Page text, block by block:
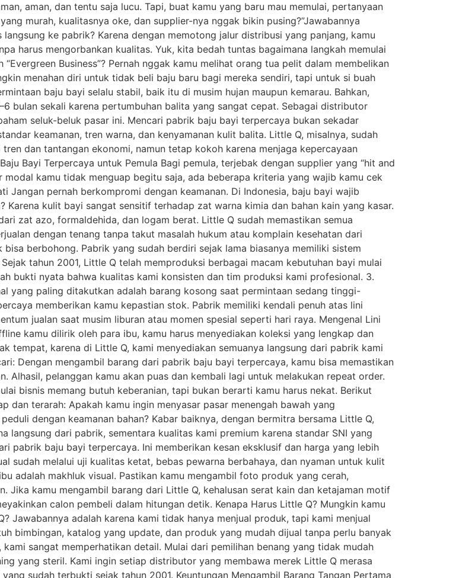
aman, dan tentu saja lucu. Tapi, buat kamu yang baru mau memulai, pertanyaan
murah, kualitasnya oke, dan supplier-nya nggak bikin pusing?”Jawabannya
ke pabrik? Karena dengan memotong jalur distribusi yang panjang, kamu
harus mengorbankan kualitas. Yuk, kita bedah tuntas bagaimana langkah memulai
Business”? Pernah nggak kamu melihat orang tua pelit dalam membelikan
menahan diri untuk tidak beli baju baru bagi mereka sendiri, tapi untuk si buah
baju bayi selalu stabil, baik itu di musim hujan maupun kemarau. Bahkan,
bulan sekali karena pertumbuhan balita yang sangat cepat. Sebagai distributor
seluk-beluk pasar ini. Mencari pabrik baju bayi terpercaya bukan sekadar
keamanan, tren warna, dan kenyamanan kulit balita. Little Q, misalnya, sudah
dan tantangan ekonomi, namun tetap kokoh karena menjaga kepercayaan
Bayi Terpercaya untuk Pemula Bagi pemula, terjebak dengan supplier yang “hit and
kamu tidak menguap begitu saja, ada beberapa kriteria yang wajib kamu cek
Jangan pernah berkompromi dengan keamanan. Di Indonesia, baju bayi wajib
Karena kulit bayi sangat sensitif terhadap zat warna kimia dan bahan kain yang kasar.
zat azo, formaldehida, dan logam berat. Little Q sudah memastikan semua
dengan tenang tanpa takut masalah hukum atau komplain kesehatan dari
berbohong. Pabrik yang sudah berdiri sejak lama biasanya memiliki sistem
tahun 2001, Little Q telah memproduksi berbagai macam kebutuhan bayi mulai
bukti nyata bahwa kualitas kami konsisten dan tim produksi kami profesional. 3.
yang paling ditakutkan adalah barang kosong saat permintaan sedang tinggi-
memberikan kamu kepastian stok. Pabrik memiliki kendali penuh atas lini
jualan saat musim liburan atau momen spesial seperti hari raya. Mengenal Lini
kamu dilirik oleh para ibu, kamu harus menyediakan koleksi yang lengkap dan
tempat, karena di Little Q, kami menyediakan semuanya langsung dari pabrik kami
Dengan mengambil barang dari pabrik baju bayi terpercaya, kamu bisa memastikan
pelanggan kamu akan puas dan kembali lagi untuk melakukan repeat order.
bisnis memang butuh keberanian, tapi bukan berarti kamu harus nekat. Berikut
dan terarah: Apakah kamu ingin menyasar pasar menengah bawah yang
dengan keamanan bahan? Kabar baiknya, dengan bermitra bersama Little Q,
langsung dari pabrik, sementara kualitas kami premium karena standar SNI yang
pabrik baju bayi terpercaya. Ini memberikan kesan eksklusif dan harga yang lebih
sudah melalui uji kualitas ketat, bebas pewarna berbahaya, dan nyaman untuk kulit
adalah makhluk visual. Pastikan kamu mengambil foto produk yang cerah,
Jika kamu mengambil barang dari Little Q, kehalusan serat kain dan ketajaman motif
calon pembeli dalam hitungan detik. Kenapa Harus Little Q? Mungkin kamu
Jawabannya adalah karena kami tidak hanya menjual produk, tapi kami menjual
bimbingan, katalog yang update, dan produk yang mudah dijual tanpa perlu banyak
sangat memperhatikan detail. Mulai dari pemilihan benang yang tidak mudah
yang steril. Kami ingin setiap distributor yang membawa merek Little Q merasa
sudah terbukti sejak tahun 2001. Keuntungan Mengambil Barang Tangan Pertama